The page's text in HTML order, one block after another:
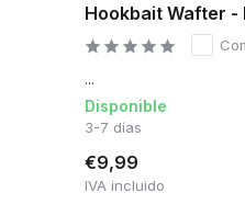
Hookbait Wafter -
...
Disponible
3-7 días
€9,99
IVA incluido